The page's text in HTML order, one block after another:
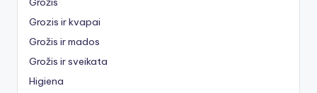
Grozis ir kvapai
Grožis ir mados
Grožis ir sveikata
Higiena